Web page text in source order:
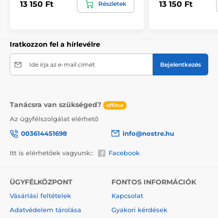
kiválasztásakor megjelenik a pontos előnézet. Minden
tapéta 49 cm széles csíkokból áll.
245x270
(5 csík) , 294x270
Környezetbarát és egészségbarát
A nyomtatási technológia környezetkímélő, ezért
bármely helyiségben – akár gyerekszobában is –
13 150 Ft Részletek 13 150 Ft
Iratkozzon fel a hírlevélre
Ide írja az e-mail címét Bejelentkezés
Tanácsra van szükséged? offline
Az ügyfélszolgálat elérhető
003614451698
info@nostre.hu
Itt is elérhetőek vagyunk:: Facebook
ÜGYFÉLKÖZPONT
Vásárlási feltételek
Adatvédelem tárolása
FONTOS INFORMÁCIÓK
Kapcsolat
Gyakori kérdések